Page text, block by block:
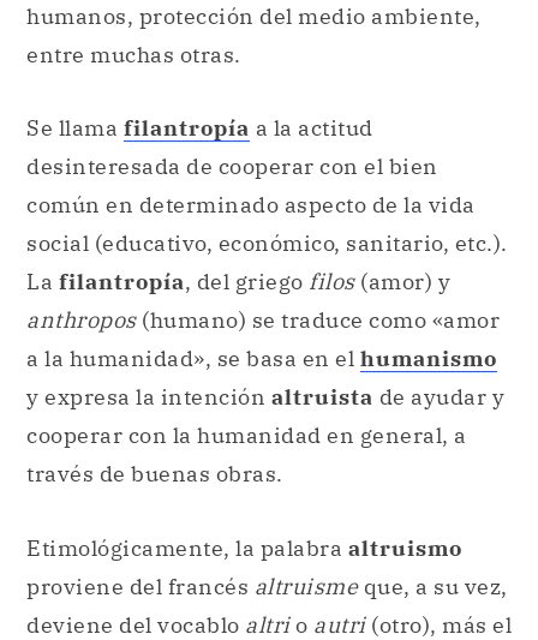
humanos, protección del medio ambiente,
entre muchas otras.
Se llama filantropía a la actitud
desinteresada de cooperar con el bien
común en determinado aspecto de la vida
social (educativo, económico, sanitario, etc.).
La filantropía, del griego filos (amor) y
anthropos(humano) se traduce como «amor
a la humanidad», se basa en el humanismo
y expresa la intención altruista de ayudar y
cooperar con la humanidad en general, a
través de buenas obras.
Etimológicamente, la palabra altruismo
proviene del francés altruismeque, a su vez,
deviene del vocablo altrio autri (otro), más el